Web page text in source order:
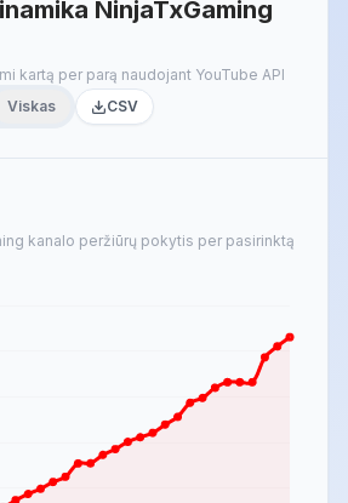
NinjaTxGaming
kartą per parą naudojant YouTube API
Viskas CSV
kanalo peržiūrų pokytis per pasirinktą